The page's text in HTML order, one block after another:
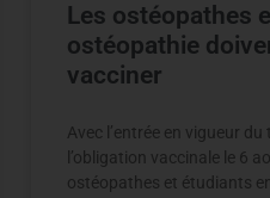
Les ostéopathes
ostéopathie
vacciner
Avec l’entrée en vigueur du
l’obligation vaccinale le 6
ostéopathes et étudiants